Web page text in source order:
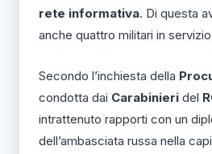
rete informativa. Di questa
anche quattro militari in
Secondo l’inchiesta della
condotta dai Carabinieri del
intrattenuto rapporti con un
dell’ambasciata russa nella